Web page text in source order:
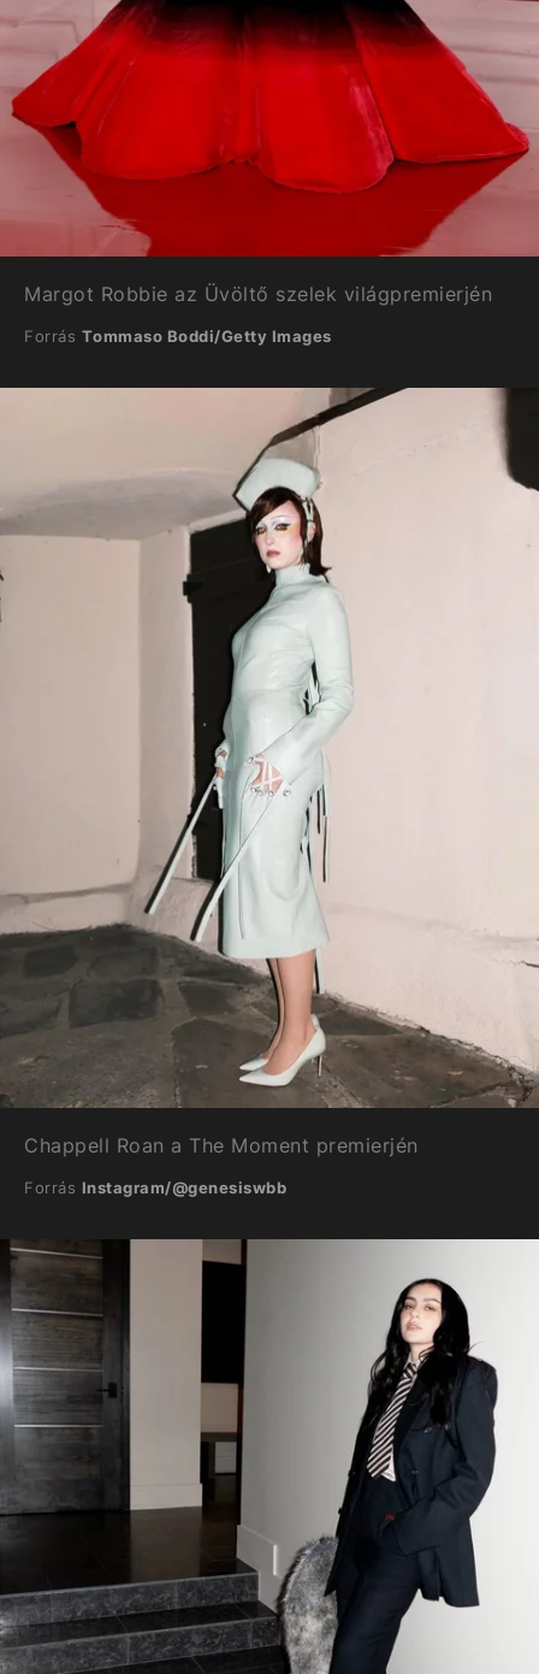
Margot Robbie az Üvöltő szelek világpremierjén
Forrás Tommaso Boddi/Getty Images
Chappell Roan a The Moment premierjén
Forrás Instagram/@genesiswbb